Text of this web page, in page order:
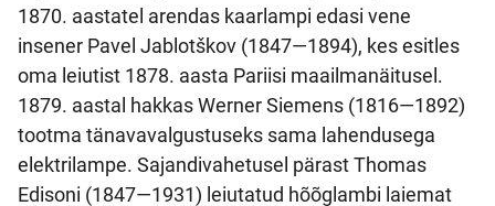
1870. aastatel arendas kaarlampi edasi vene
insener Pavel Jablotškov (1847—1894), kes esitles
oma leiutist 1878. aasta Pariisi maailmanäitusel.
1879. aastal hakkas Werner Siemens (1816—1892)
tootma tänavavalgustuseks sama lahendusega
elektrilampe. Sajandivahetusel pärast Thomas
Edisoni (1847—1931) leiutatud hõõglambi laiemat